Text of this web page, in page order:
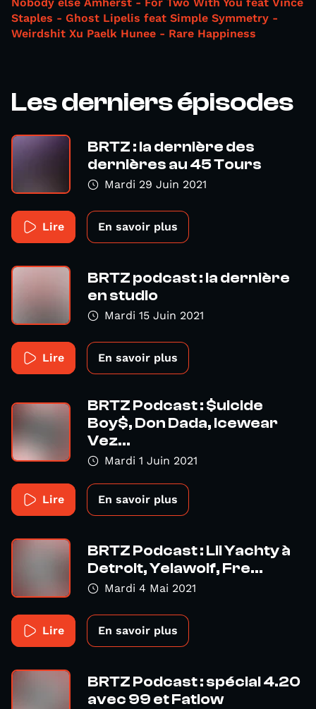
Nobody else Amherst - For Two With You feat Vince
Staples - Ghost Lipelis feat Simple Symmetry -
Weirdshit Xu Paelk Hunee - Rare Happiness
Les derniers épisodes
BRTZ : la dernière des
dernières au 45 Tours
Mardi 29 Juin 2021
Lire En savoir plus
BRTZ podcast : la dernière
en studio
Mardi 15 Juin 2021
Lire En savoir plus
BRTZ Podcast : $uicide
Boy$, Don Dada, Icewear
Vez...
Mardi 1 Juin 2021
Lire En savoir plus
BRTZ Podcast : Lil Yachty à
Detroit, Yelawolf, Fre...
Mardi 4 Mai 2021
Lire En savoir plus
BRTZ Podcast : spécial 4.20
avec 99 et Fatlow